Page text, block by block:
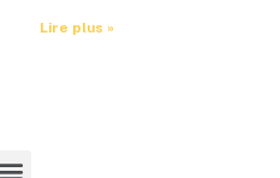
Lire plus »